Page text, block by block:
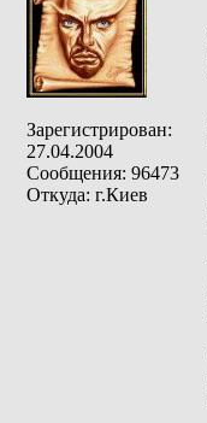
Зарегистрирован:
27.04.2004
Сообщения: 96473
Откуда: г.Киев